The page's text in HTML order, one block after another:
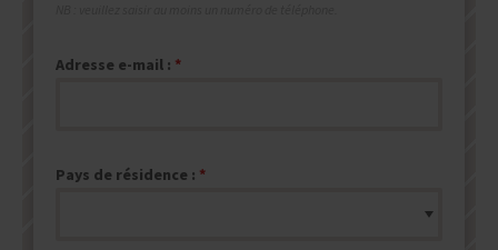
Adresse e-mail :
Pays de résidence :